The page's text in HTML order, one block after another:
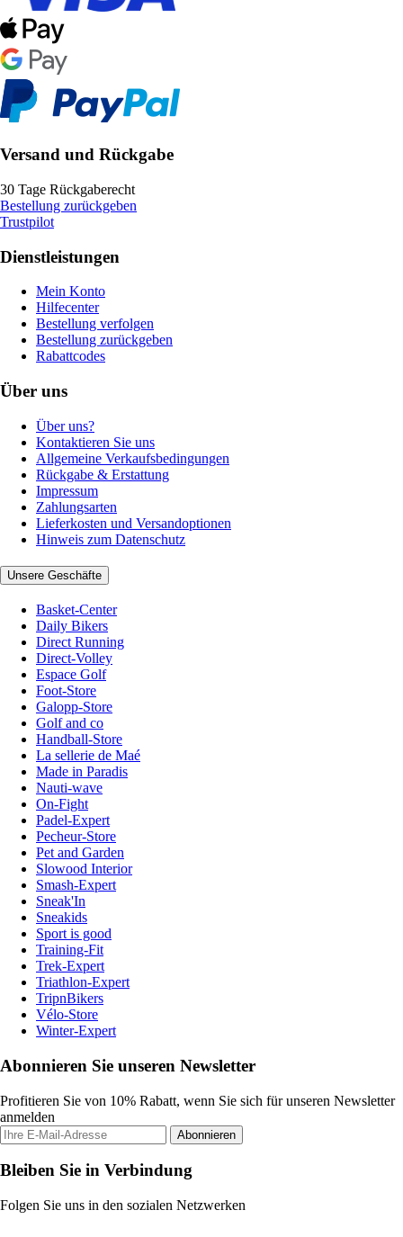
Versand und Rückgabe
30 Tage Rückgaberecht
Bestellung zurückgeben
Trustpilot
Dienstleistungen
Mein Konto
Hilfecenter
Bestellung verfolgen
Bestellung zurückgeben
Rabattcodes
Über uns
Über uns?
Kontaktieren Sie uns
Allgemeine Verkaufsbedingungen
Rückgabe & Erstattung
Impressum
Zahlungsarten
Lieferkosten und Versandoptionen
Hinweis zum Datenschutz
Unsere Geschäfte
Basket-Center
Daily Bikers
Direct Running
Direct-Volley
Espace Golf
Foot-Store
Galopp-Store
Golf and co
Handball-Store
La sellerie de Maé
Made in Paradis
Nauti-wave
On-Fight
Padel-Expert
Pecheur-Store
Pet and Garden
Slowood Interior
Smash-Expert
Sneak'In
Sneakids
Sport is good
Training-Fit
Trek-Expert
Triathlon-Expert
TripnBikers
Vélo-Store
Winter-Expert
Abonnieren Sie unseren Newsletter
Profitieren Sie von 10% Rabatt, wenn Sie sich für unseren Newsletter
anmelden
Abonnieren
Bleiben Sie in Verbindung
Folgen Sie uns in den sozialen Netzwerken